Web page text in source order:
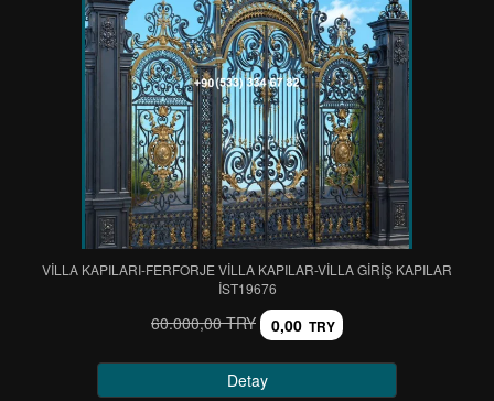
VİLLA KAPILARI-FERFORJE VİLLA KAPILAR-VİLLA GİRİŞ KAPILAR
IST19676
60.000,00 TRY 0,00 TRY
Detay